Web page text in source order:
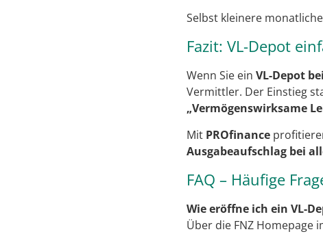
Selbst kleinere
Fazit: VL-Depot
Wenn Sie ein VL-Depot
Vermittler. Der Einstieg
„Vermögenswirksame
Mit PROfinance
Ausgabeaufschlag bei
FAQ – Häufige
Wie eröffne ich ein VL-
Über die FNZ Homepage